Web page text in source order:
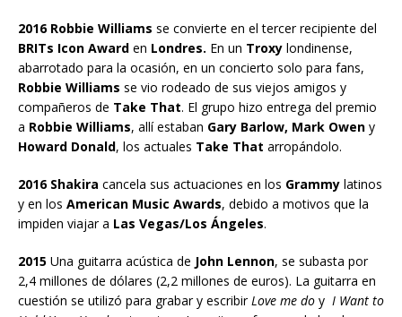
2016 Robbie Williams se convierte en el tercer recipiente del
BRITs Icon Award en Londres. En un Troxy londinense,
abarrotado para la ocasión, en un concierto solo para fans,
Robbie Williams se vio rodeado de sus viejos amigos y
compañeros de Take That. El grupo hizo entrega del premio
a Robbie Williams, allí estaban Gary Barlow, Mark Owen y
Howard Donald, los actuales Take That arropándolo.
2016 Shakira cancela sus actuaciones en los Grammy latinos
y en los American Music Awards, debido a motivos que la
impiden viajar a Las Vegas/Los Ángeles.
2015 Una guitarra acústica de John Lennon, se subasta por
2,4 millones de dólares (2,2 millones de euros). La guitarra en
cuestión se utilizó para grabar y escribir Love me do y I Want to